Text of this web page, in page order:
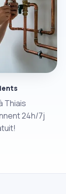
Thiais
24h/7j